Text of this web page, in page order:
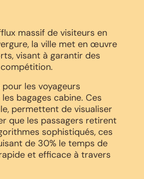
massif de visiteurs en
la ville met en œuvre
visant à garantir des
les voyageurs
bagages cabine. Ces
permettent de visualiser
que les passagers retirent
sophistiqués, ces
de 30% le temps de
et efficace à travers